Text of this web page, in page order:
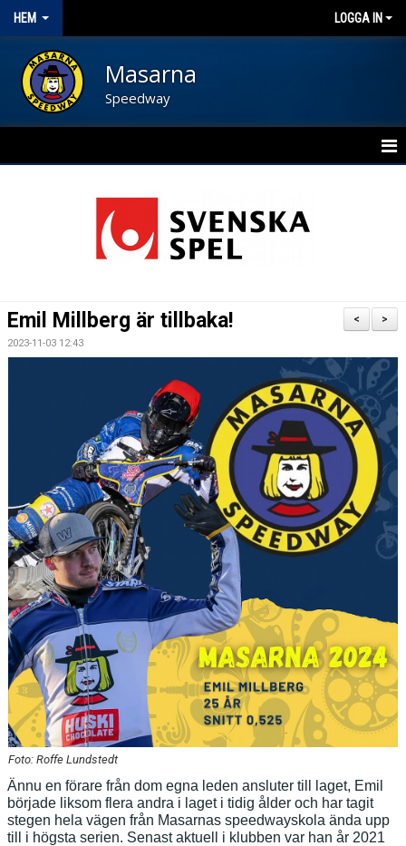
HEM LOGGA IN
Masarna
Speedway
OM FÖRENINGEN
>
<
Emil Millberg är tillbaka!
2023-11-03 12:43
Foto: Roffe Lundstedt
Ännu en förare från dom egna leden ansluter till laget, Emil
började liksom flera andra i laget i tidig ålder och har tagit
stegen hela vägen från Masarnas speedwayskola ända upp
till i högsta serien. Senast aktuell i klubben var han år 2021